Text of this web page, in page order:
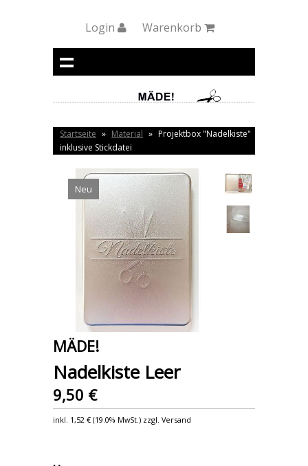
Login Warenkorb
Startseite » Material » Projektbox "Nadelkiste"
inklusive Stickdatei
Neu
MÄDE!
Nadelkiste Leer
9,50 €
inkl. 1,52 € (19.0% MwSt.) zzgl. Versand